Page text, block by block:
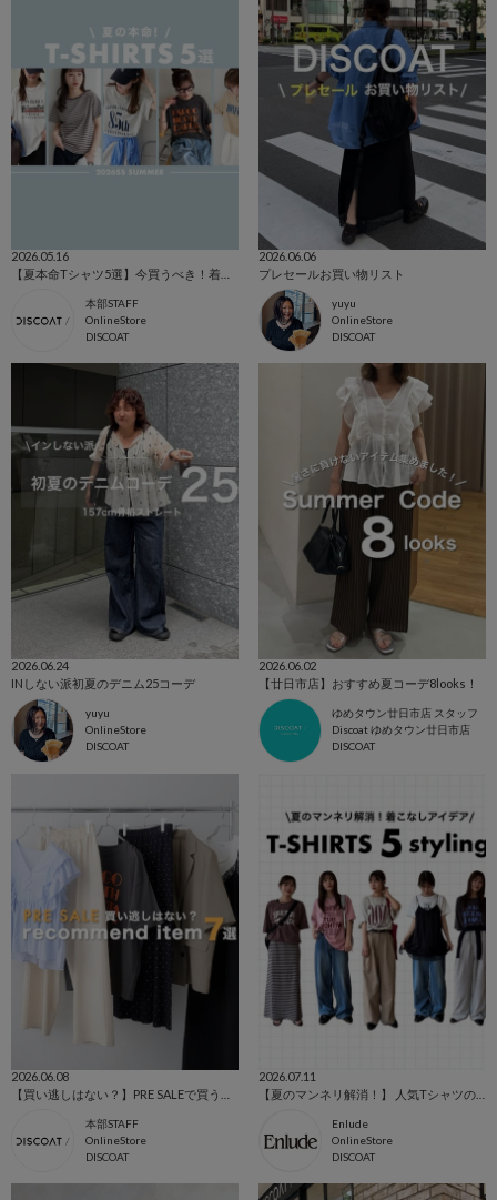
2026.05.16
本部STAFF
OnlineStore
DISCOAT
2026.06.06
プレセールお買い物リスト
yuyu
OnlineStore
DISCOAT
2026.06.24
INしない派初夏のデニム25コーデ
yuyu
OnlineStore
DISCOAT
2026.06.02
【廿日市店】おすすめ夏コーデ8looks！
ゆめタウン廿日市店 スタッフ
Discoat ゆめタウン廿日市店
DISCOAT
2026.06.08
本部STAFF
OnlineStore
DISCOAT
2026.07.11
【夏のマンネリ解消！】 人気Tシャツの着こなしアイデア5選
Enlude
OnlineStore
DISCOAT